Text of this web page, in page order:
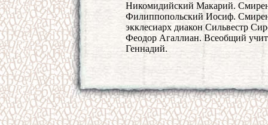
Никомидийский Макарий.
Филиппопольский Иосиф.
экклесиарх диакон Сильвестр
Феодор Агаллиан. Всеобщий
Геннадий.